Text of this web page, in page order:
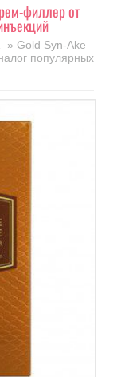
филлер от
» Gold Syn-Ake
популярных